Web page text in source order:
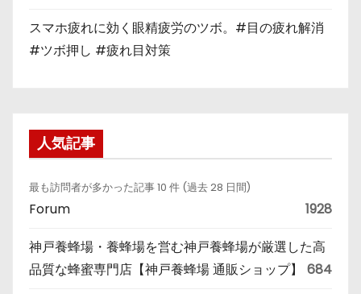
スマホ疲れに効く眼精疲労のツボ。#目の疲れ解消
#ツボ押し #疲れ目対策
人気記事
最も訪問者が多かった記事 10 件 (過去 28 日間)
Forum 1928
神戸養蜂場・養蜂場を営む神戸養蜂場が厳選した高
品質な蜂蜜専門店【神戸養蜂場 通販ショップ】
684